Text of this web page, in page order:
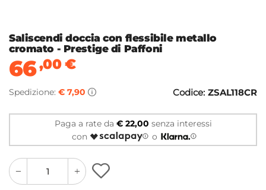
Saliscendi doccia con flessibile metallo
cromato - Prestige di Paffoni
66,00€
Spedizione: € 7,90 Codice: ZSAL118CR
Paga a rate da € 22,00 senza interessi
con
o
quantity
button
quantity
minus
button